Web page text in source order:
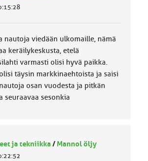
nautoja viedään ulkomaille, nämä
keräilykeskusta, etelä
varmasti olisi hyvä paikka.
täysin markkinaehtoista ja saisi
osan vuodesta ja pitkän
seuraavaa sesonkia
ja tekniikka / Mannol öljy